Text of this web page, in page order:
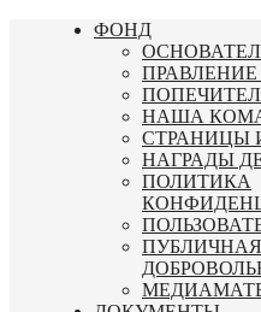
Перейти
ФОНД
НАША
СТРАНИЦЫ
НАГРАДЫ
ПОЛИТИКА